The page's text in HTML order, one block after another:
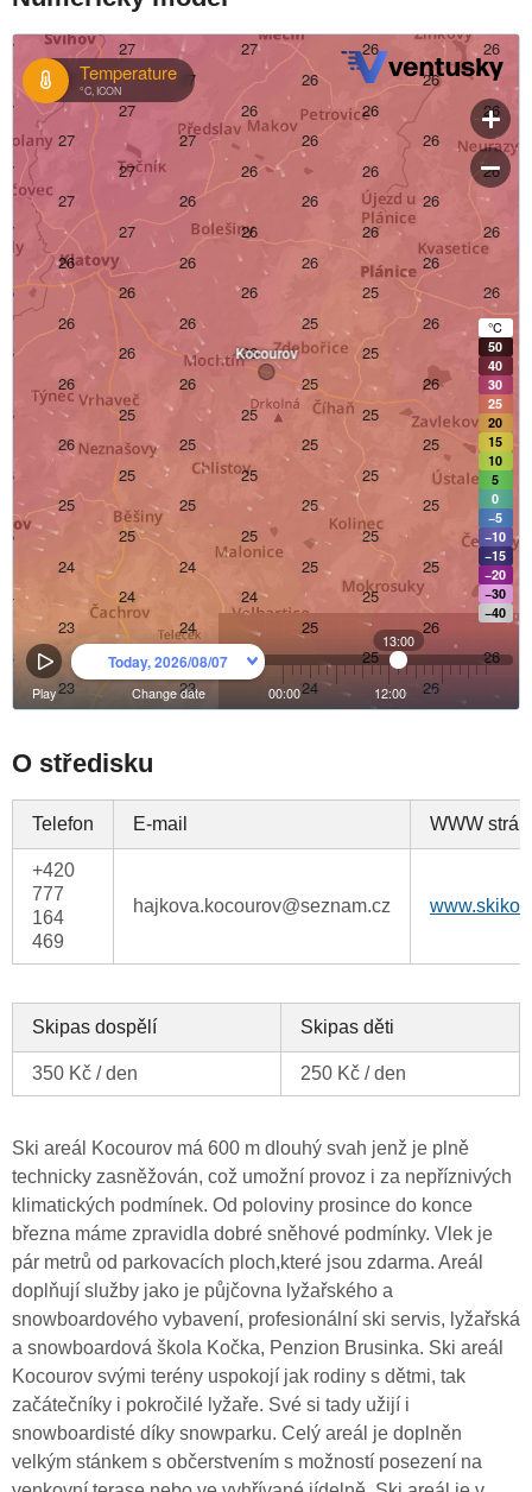
O středisku
Telefon E-mail WWW
+420
777
164
469
hajkova.kocourov@seznam.cz
Skipas dospělí Skipas děti
350 Kč / den 250 Kč / den
Ski areál Kocourov má 600 m dlouhý svah jenž je plně
technicky zasněžován, což umožní provoz i za nepříznivých
klimatických podmínek. Od poloviny prosince do konce
března máme zpravidla dobré sněhové podmínky. Vlek je
pár metrů od parkovacích ploch,které jsou zdarma. Areál
doplňují služby jako je půjčovna lyžařského a
snowboardového vybavení, profesionální ski servis, lyžařská
a snowboardová škola Kočka, Penzion Brusinka. Ski areál
Kocourov svými terény uspokojí jak rodiny s dětmi, tak
začátečníky i pokročilé lyžaře. Své si tady užijí i
snowboardisté díky snowparku. Celý areál je doplněn
velkým stánkem s občerstvením s možností posezení na